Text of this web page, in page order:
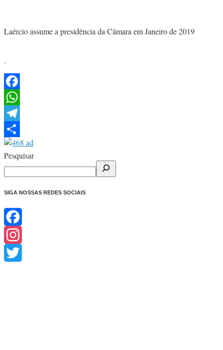
Laércio assume a presidência da Câmara em Janeiro de 2019
.
Facebook
WhatsApp
Telegram
Share
Pesquisar
SIGA NOSSAS REDES SOCIAIS
Facebook
Instagram